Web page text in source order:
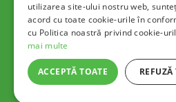
© 2022 Servicii Publice SA
Politica de
utilizarea site-ului nostru web,
acord cu toate cookie-urile în
cu Politica noastră privind cookie-
mai multe
ACCEPTĂ TOATE REFUZĂ